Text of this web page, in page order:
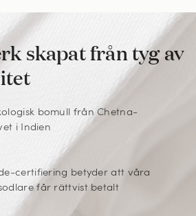
skapat från tyg av
bomull från Chetna-
i Indien
certifiering betyder att våra
får rättvist betalt